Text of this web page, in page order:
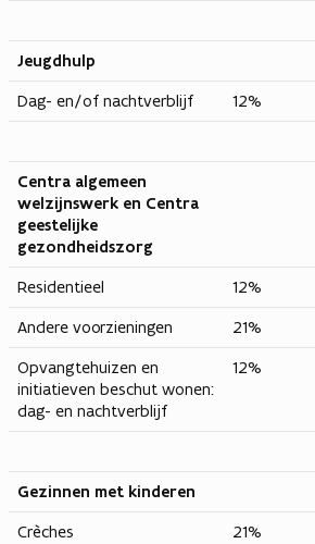
Jeugdhulp
Dag- en/of nachtverblijf 12%
Centra algemeen
welzijnswerk en Centra
geestelijke
gezondheidszorg
Residentieel 12%
Andere voorzieningen
21%
Opvangtehuizen en
initiatieven beschut wonen:
dag- en nachtverblijf
12%
Gezinnen met kinderen
Crèches 21%